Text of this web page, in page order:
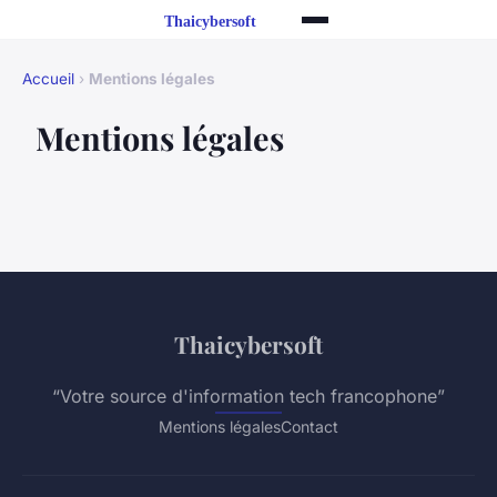
Accueil › Mentions légales
Mentions légales
Thaicybersoft
“Votre source d'information tech francophone”
Mentions légalesContact